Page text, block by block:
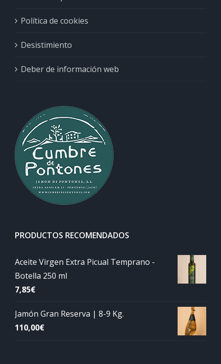
Política de cookies
Desistimiento
Deber de información web
PRODUCTOS RECOMENDADOS
Aceite Virgen Extra Picual Temprano -
Botella 250 ml
7,85€
Jamón Gran Reserva | 8-9 Kg.
110,00€